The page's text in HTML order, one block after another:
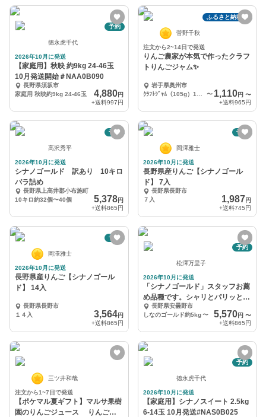
予約
徳永虎千代
2026年10月に発送
【家庭用】秋映 約9kg 24‐46玉
10月発送開始＃NAA0B090
長野県須坂市
家庭用 秋映約9kg 24-46玉
4,880円
+送料997円
ふるさと納税可
菅野千秋
注文から2~14日で発送
りんご農家が本気で作ったクラフ
トりんごジャム✨
岩手県奥州市
〜 1,110円 〜
+送料965円
予約
高沢秀平
2026年10月に発送
シナノゴールド 訳あり 10キロ
バラ詰め
長野県上高井郡小布施町
10キロ約32個〜40個
5,378円
+送料865円
予約
岡澤雅士
2026年10月に発送
長野県産りんご【シナノゴール
ド】 7入
長野県長野市
７入
1,987円
+送料745円
予約
岡澤雅士
2026年10月に発送
長野県産りんご【シナノゴール
ド】 14入
長野県長野市
１４入
3,564円
+送料865円
予約
松澤万里子
2026年10月に発送
「シナノゴールド」スタッフお薦
め品種です。シャリとパリッと最
高 長野県安曇野市
しなのゴールド約5kg 〜 5,570円 〜
+送料865円
三ツ井和哉
注文から1~7日で発送
【ポケマル夏ギフト】マルサ果樹
園のりんごジュース りんご果
予約
徳永虎千代
2026年10月に発送
【家庭用】シナノスイート 2.5kg
6-14玉 10月発送#NAS0B025